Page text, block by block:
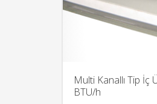
Multi Kanallı Tip İç
BTU/h